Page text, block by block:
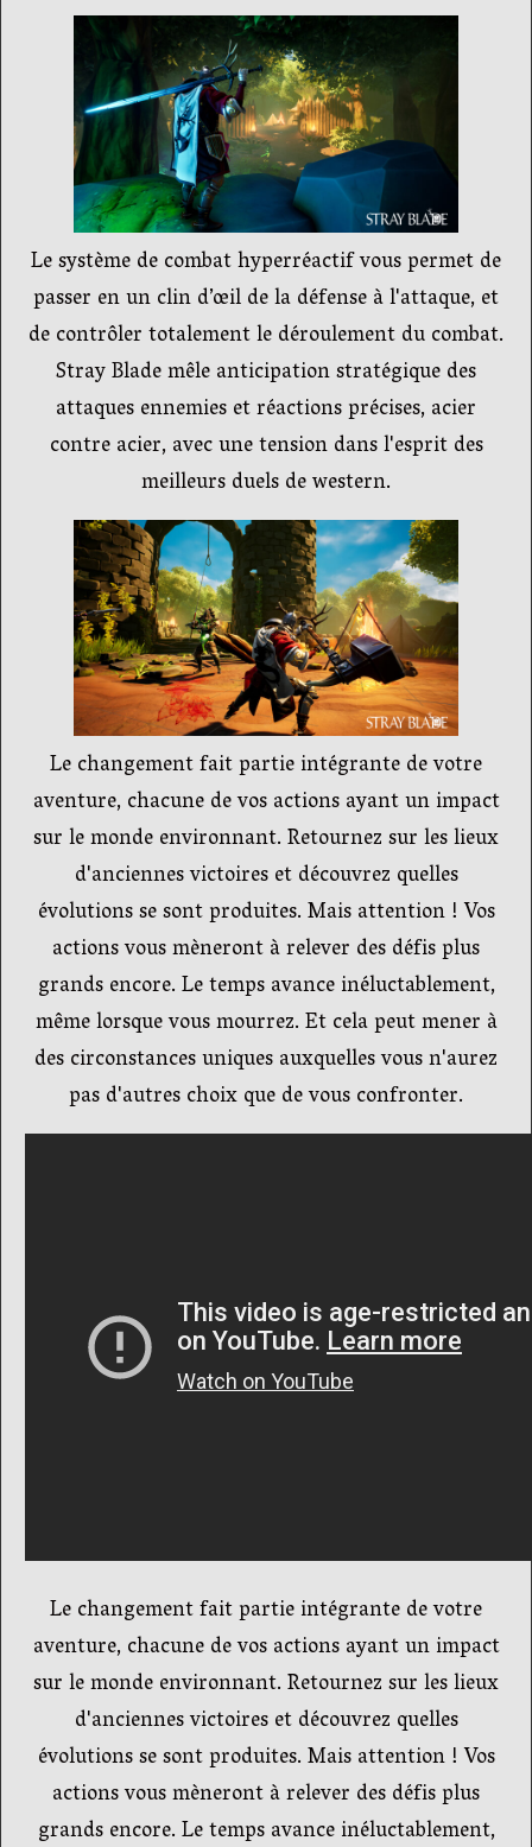
Le système de combat hyperréactif vous permet de
passer en un clin d’œil de la défense à l'attaque, et
de contrôler totalement le déroulement du combat.
Stray Blade mêle anticipation stratégique des
attaques ennemies et réactions précises, acier
contre acier, avec une tension dans l'esprit des
meilleurs duels de western.
Le changement fait partie intégrante de votre
aventure, chacune de vos actions ayant un impact
sur le monde environnant. Retournez sur les lieux
d'anciennes victoires et découvrez quelles
évolutions se sont produites. Mais attention ! Vos
actions vous mèneront à relever des défis plus
grands encore. Le temps avance inéluctablement,
même lorsque vous mourrez. Et cela peut mener à
des circonstances uniques auxquelles vous n'aurez
pas d'autres choix que de vous confronter.
Le changement fait partie intégrante de votre
aventure, chacune de vos actions ayant un impact
sur le monde environnant. Retournez sur les lieux
d'anciennes victoires et découvrez quelles
évolutions se sont produites. Mais attention ! Vos
actions vous mèneront à relever des défis plus
grands encore. Le temps avance inéluctablement,